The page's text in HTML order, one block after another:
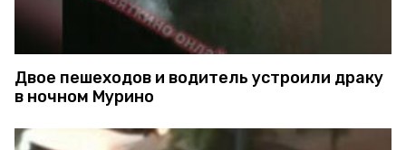
Двое пешеходов и водитель устроили драку
в ночном Мурино